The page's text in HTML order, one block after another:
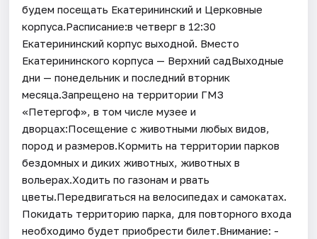
будем посещать Екатерининский и Церковные
корпуса.Расписание:в четверг в 12:30
Екатерининский корпус выходной. Вместо
Екатерининского корпуса — Верхний садВыходные
дни — понедельник и последний вторник
месяца.Запрещено на территории ГМЗ
«Петергоф», в том числе музее и
дворцах:Посещение с животными любых видов,
пород и размеров.Кормить на территории парков
бездомных и диких животных, животных в
вольерах.Ходить по газонам и рвать
цветы.Передвигаться на велосипедах и самокатах.
Покидать территорию парка, для повторного входа
необходимо будет приобрести билет.Внимание: -